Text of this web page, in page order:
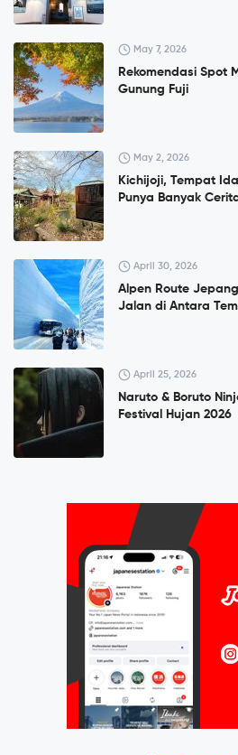
May 7, 2026
Rekomendasi Spot
Gunung Fuji
May 2, 2026
Kichijoji, Tempat
Punya Banyak
April 30, 2026
Alpen Route
Jalan di Antara
April 25, 2026
Naruto & Boruto
Festival Hujan 2026